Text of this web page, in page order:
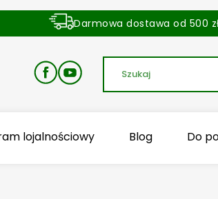
Darmowa dostawa od 500
lojalnościowy Blog Do